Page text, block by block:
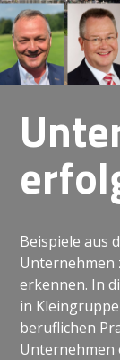
Beispiele aus
Unternehmen
erkennen. In
in
beruflichen
Unternehmen